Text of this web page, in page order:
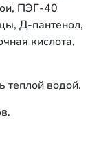
ПЭГ-40
Д-пантенол,
кислота,
теплой водой.